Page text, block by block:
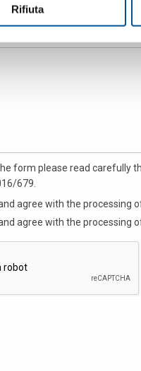
Rifiuta
form please read carefully
679.
and agree with the
and agree with the